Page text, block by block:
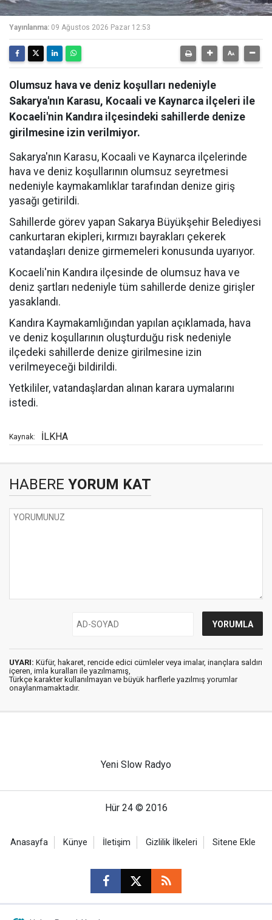
Yayınlanma: 09 Ağustos 2026 Pazar 12:53
Olumsuz hava ve deniz koşulları nedeniyle
Sakarya'nın Karasu, Kocaali ve Kaynarca ilçeleri ile
Kocaeli'nin Kandıra ilçesindeki sahillerde denize
girilmesine izin verilmiyor.
Sakarya'nın Karasu, Kocaali ve Kaynarca ilçelerinde
hava ve deniz koşullarının olumsuz seyretmesi
nedeniyle kaymakamlıklar tarafından denize giriş
yasağı getirildi.
Sahillerde görev yapan Sakarya Büyükşehir Belediyesi
cankurtaran ekipleri, kırmızı bayrakları çekerek
vatandaşları denize girmemeleri konusunda uyarıyor.
Kocaeli'nin Kandıra ilçesinde de olumsuz hava ve
deniz şartları nedeniyle tüm sahillerde denize girişler
yasaklandı.
Kandıra Kaymakamlığından yapılan açıklamada, hava
ve deniz koşullarının oluşturduğu risk nedeniyle
ilçedeki sahillerde denize girilmesine izin
verilmeyeceği bildirildi.
Yetkililer, vatandaşlardan alınan karara uymalarını
istedi.
Kaynak: İLKHA
HABERE YORUM KAT
UYARI: Küfür, hakaret, rencide edici cümleler veya imalar, inançlara saldırı
içeren, imla kuralları ile yazılmamış,
Türkçe karakter kullanılmayan ve büyük harflerle yazılmış yorumlar
onaylanmamaktadır.
Yeni Slow Radyo
Hür 24 © 2016
Anasayfa Künye İletişim Gizlilik İlkeleri Sitene Ekle